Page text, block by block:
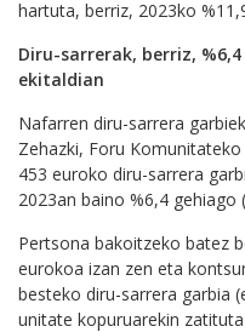
hartuta, berriz, 2023ko
Diru-sarrerak, berriz,
ekitaldian
Nafarren diru-sarrera
Zehazki, Foru
453 euroko diru-sarrera
2023an baino %6,4 gehiago
Pertsona bakoitzeko batez
eurokoa izan zen eta
besteko diru-sarrera garbia
unitate kopuruarekin